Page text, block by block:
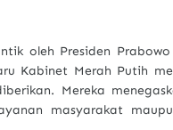
oleh Presiden
Kabinet Merah Putih
Mereka
masyarakat